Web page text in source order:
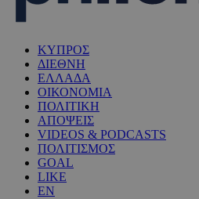
ΚΥΠΡΟΣ
ΔΙΕΘΝΗ
ΕΛΛΑΔΑ
ΟΙΚΟΝΟΜΙΑ
ΠΟΛΙΤΙΚΗ
ΑΠΟΨΕΙΣ
VIDEOS & PODCASTS
ΠΟΛΙΤΙΣΜΟΣ
GOAL
LIKE
EN